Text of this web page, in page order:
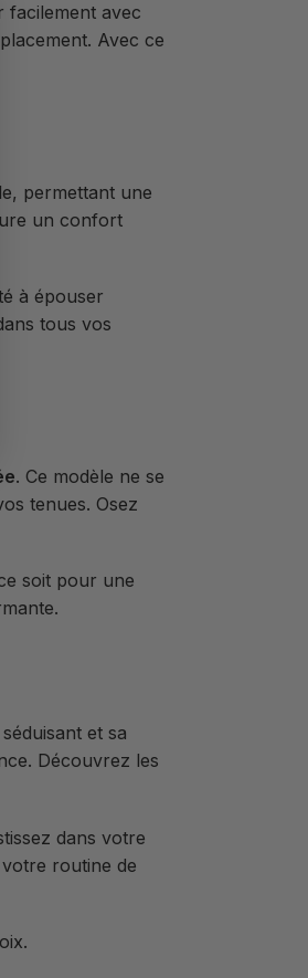
facilement avec
Avec ce
permettant une
un confort
à épouser
tous vos
. Ce modèle ne se
tenues. Osez
soit pour une
et sa
Découvrez les
dans votre
routine de